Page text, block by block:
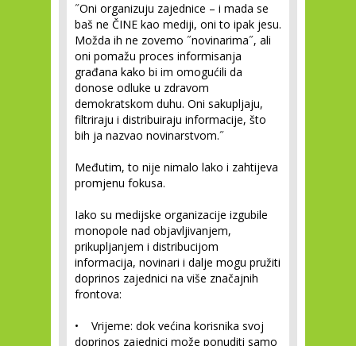
˝Oni organizuju zajednice – i mada se
baš ne ČINE kao mediji, oni to ipak jesu.
Možda ih ne zovemo ˝novinarima˝, ali
oni pomažu proces informisanja
građana kako bi im omogućili da
donose odluke u zdravom
demokratskom duhu. Oni sakupljaju,
filtriraju i distribuiraju informacije, što
bih ja nazvao novinarstvom.˝
Međutim, to nije nimalo lako i zahtijeva
promjenu fokusa.
Iako su medijske organizacije izgubile
monopole nad objavljivanjem,
prikupljanjem i distribucijom
informacija, novinari i dalje mogu pružiti
doprinos zajednici na više značajnih
frontova:
• Vrijeme: dok većina korisnika svoj
doprinos zajednici može ponuditi samo